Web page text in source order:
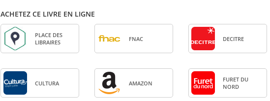
ACHETEZ CE LIVRE EN LIGNE
PLACE DES
LIBRAIRES
FNAC DECITRE
CULTURA AMA­ZON
FURET DU
NORD